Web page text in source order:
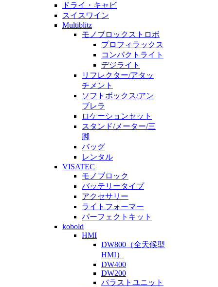
ドライ・キャビ
スイスワイン
Multiblitz
モノブロックストロボ
プロフィラックス
コンパクトライト
デジライト
リフレクター/アタッ
チメント
ソフトボックス/アン
ブレラ
ロケーションセット
スタンド/メーター/三
脚
バッグ
レンタル
VISATEC
モノブロック
バッテリータイプ
アクセサリー
ライトフォーマー
パーフェクトキット
kobold
HMI
DW800（全天候型
HMI）
DW400
DW200
バラストユニット